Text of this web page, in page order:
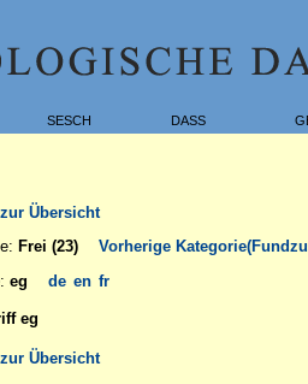
SESCH DASS
Übersicht
Frei (23)
Vorherige
eg de en fr
eg
Übersicht